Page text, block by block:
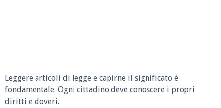
Leggere articoli di legge e capirne il significato è
fondamentale. Ogni cittadino deve conoscere i propri
diritti e doveri.